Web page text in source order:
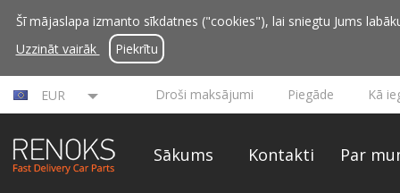
Šī mājaslapa izmanto sīkdatnes ("cookies"), lai sniegtu Jums
Uzzināt vairāk
Piekrītu
EUR Droši maksājumi Piegāde Kā
Sākums Kontakti Par